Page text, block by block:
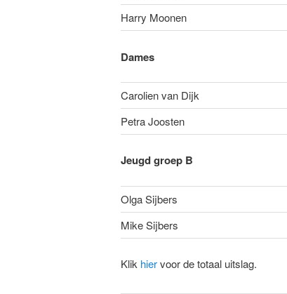
Harry Moonen
Dames
Carolien van Dijk
Petra Joosten
Jeugd groep B
Olga Sijbers
Mike Sijbers
Klik hiervoor de totaal uitslag.